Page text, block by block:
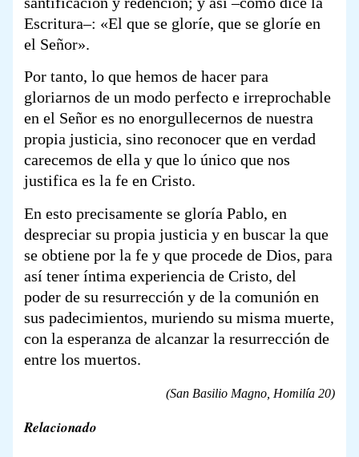
Escritura–: «El que se gloríe, que se gloríe en
el Señor».
Por tanto, lo que hemos de hacer para
gloriarnos de un modo perfecto e irreprochable
en el Señor es no enorgullecernos de nuestra
propia justicia, sino reconocer que en verdad
carecemos de ella y que lo único que nos
justifica es la fe en Cristo.
En esto precisamente se gloría Pablo, en
despreciar su propia justicia y en buscar la que
se obtiene por la fe y que procede de Dios, para
así tener íntima experiencia de Cristo, del
poder de su resurrección y de la comunión en
sus padecimientos, muriendo su misma muerte,
con la esperanza de alcanzar la resurrección de
entre los muertos.
(San Basilio Magno, Homilía 20)
Relacionado